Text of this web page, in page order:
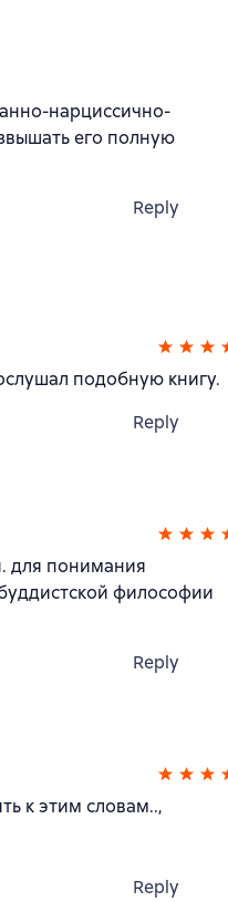
нарциссично-
его полную
Reply
подобную книгу.
Reply
для понимания
философии
Reply
к этим словам..,
Reply